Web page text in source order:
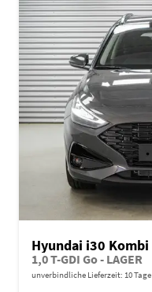
Hyundai i30 Kombi
1,0 T-GDI Go - LAGER
unverbindliche Lieferzeit: 10 Tage